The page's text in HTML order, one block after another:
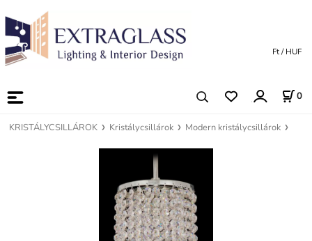
0
Ft / HUF
KRISTÁLYCSILLÁROK Kristálycsillárok Modern kristálycsillárok